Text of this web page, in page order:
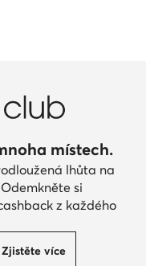
místech.
lhůta na
si
z každého
Zjistěte více